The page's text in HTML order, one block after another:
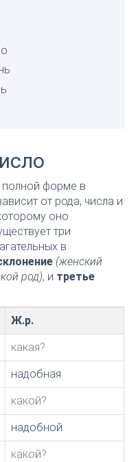
полной форме в
от рода, числа и
оно
три
в
(женский
род), и третье
Ж.р.
какая?
надобная
какой?
надобной
какой?